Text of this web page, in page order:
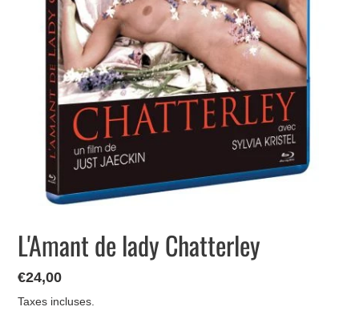
L'Amant de lady Chatterley
Prix
normal
€24,00
Taxes incluses.